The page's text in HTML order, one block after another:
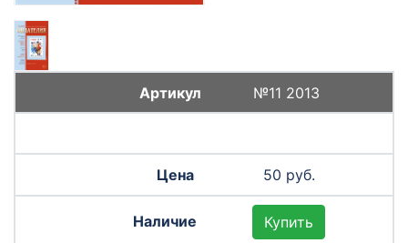
№11 2013
50 руб.
Купить